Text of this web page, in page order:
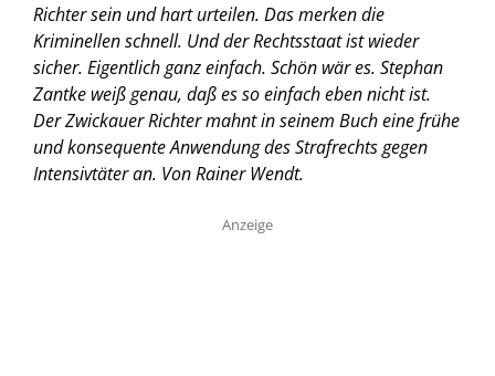
Richter sein und hart urteilen. Das merken die
Kriminellen schnell. Und der Rechtsstaat ist wieder
sicher. Eigentlich ganz einfach. Schön wär es. Stephan
Zantke weiß genau, daß es so einfach eben nicht ist.
Der Zwickauer Richter mahnt in seinem Buch eine frühe
und konsequente Anwendung des Strafrechts gegen
Intensivtäter an. Von Rainer Wendt.
Anzeige